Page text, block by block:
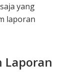
yang
laporan
Laporan